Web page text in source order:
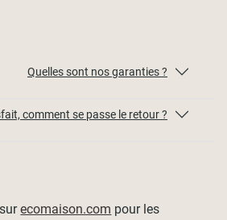
Quelles sont nos garanties ?
comment se passe le retour ?
surecomaison.com pour les